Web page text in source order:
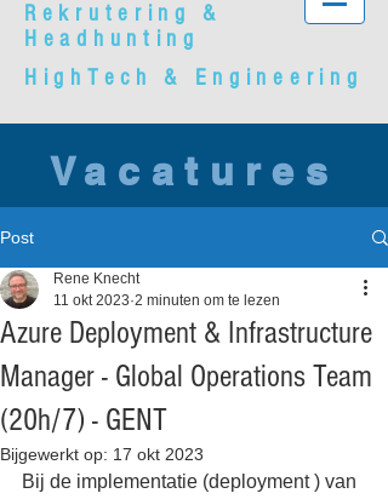
Rekrutering &
Headhunting
HighTech & Engineering
Vacatures
Post
Azure Deployment & Infrastructure
Manager - Global Operations Team
(20h/7) - GENT
Rene Knecht
11 okt 2023 2 minuten om te lezen
Bijgewerkt op: 17 okt 2023
Bij de implementatie (deployment ) van